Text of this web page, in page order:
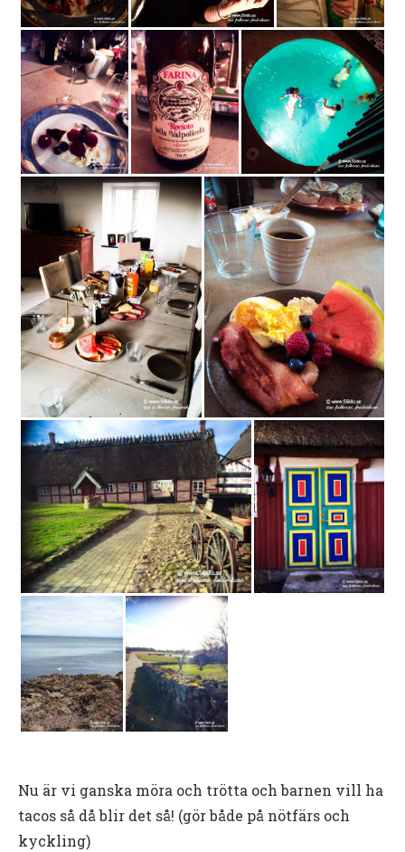
Nu är vi ganska möra och trötta och barnen vill ha
tacos så då blir det så! (gör både på nötfärs och
kyckling)